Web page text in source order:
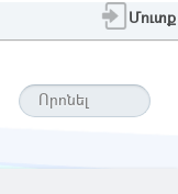
Մուտք